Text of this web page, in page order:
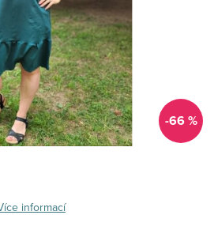
-66 %
informací